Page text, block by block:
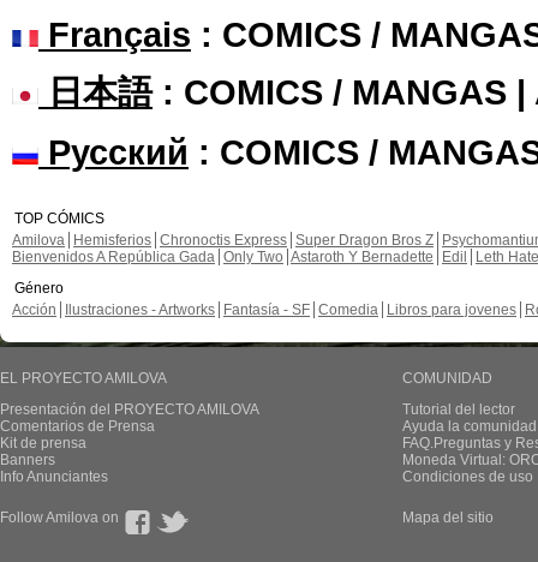
Français : COMICS /
日本語: COMICS / MANGAS |
Русский : COMICS /
TOP CÓMICS
Amilova
Hemisferios Chronoctis Express Super Dragon Bros Z
Bienvenidos A República Gada Only Two Astaroth Y Bernadette Edil
Leth Hate
Género
Acción
Ilustraciones - Artworks Fantasía - SF Comedia Libros para jovenes
EL PROYECTO AMILOVA
Presentación del PROYECTO AMILOVA
Comentarios de Prensa
Kit de prensa
Banners
Info Anunciantes
COMUNIDAD
Tutorial del lector
Ayuda la
FAQ.Preguntas y
Moneda Virtual:
Condiciones de uso
Follow Amilova on Mapa del sitio